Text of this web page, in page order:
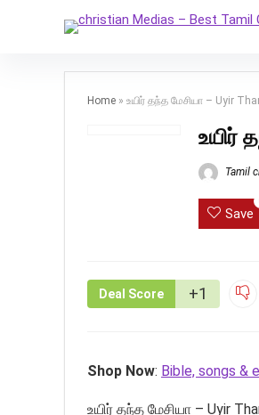
Home » உயிர் தந்த மேசியா – Uyir
உயிர்
Tamil
Save
Deal Score +1
Shop Now: Bible, songs &
உயிர் தந்த மேசியா – Uyir